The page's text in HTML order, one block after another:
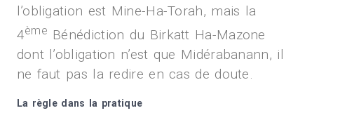
l’obligation est Mine-Ha-Torah, mais la
4ème Bénédiction du Birkatt Ha-Mazone
dont l’obligation n’est que Midérabanann, il
ne faut pas la redire en cas de doute.
La règle dans la pratique